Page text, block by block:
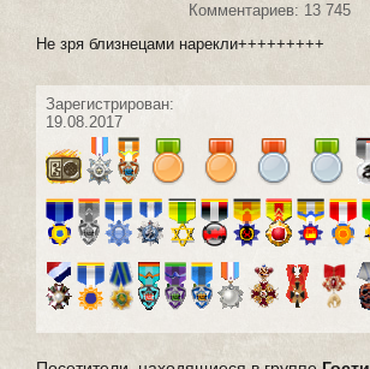
Комментариев: 13 745
Не зря близнецами нарекли+++++++++
Зарегистрирован:
19.08.2017